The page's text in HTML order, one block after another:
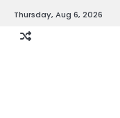
content
Thursday, Aug 6, 2026